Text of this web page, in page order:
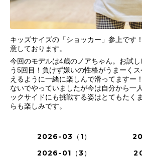
キッズサイズの「ショッカー」参上です
意しております。
今回のモデルは4歳のノアちゃん。お試
う5回目！負けず嫌いの性格がうまーく
えるように一緒に楽しんで滑ってますー
ないでやっていましたが今は自分から一
ックサイドにも挑戦する姿はとてもたく
らも楽しみです。
2026-03（1）
2026-01（3）